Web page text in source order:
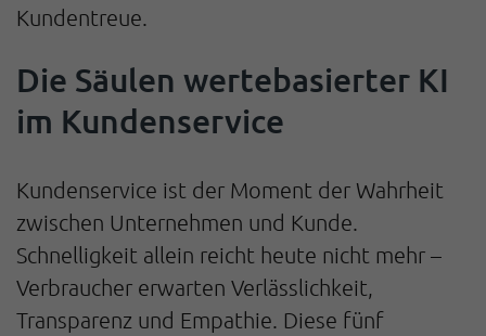
Kundentreue.
Die Säulen wertebasierter KI
im Kundenservice
Kundenservice ist der Moment der Wahrheit
zwischen Unternehmen und Kunde.
Schnelligkeit allein reicht heute nicht mehr –
Verbraucher erwarten Verlässlichkeit,
Transparenz und Empathie. Diese fünf